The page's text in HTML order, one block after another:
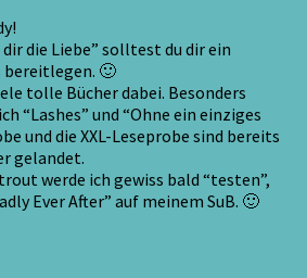
dir die Liebe” solltest du dir ein
bereitlegen. 🙂
tolle Bücher dabei. Besonders
“Lashes” und “Ohne ein einziges
und die XXL-Leseprobe sind bereits
gelandet.
werde ich gewiss bald “testen”,
Ever After” auf meinem SuB. 🙂